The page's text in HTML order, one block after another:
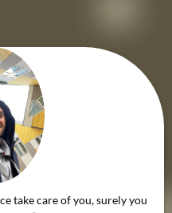
take care of you, surely you